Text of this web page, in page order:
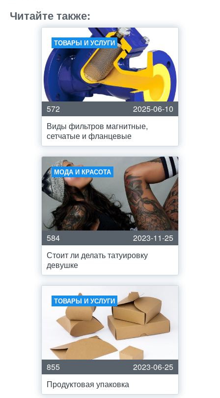
Читайте также:
ТОВАРЫ И УСЛУГИ
572
2025-06-10
Виды фильтров магнитные,
сетчатые и фланцевые
МОДА И КРАСОТА
584
2023-11-25
Стоит ли делать татуировку
девушке
ТОВАРЫ И УСЛУГИ
855
2023-06-25
Продуктовая упаковка